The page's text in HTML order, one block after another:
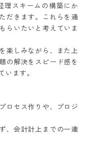
理スキームの構築にか
だきます。これらを通
らいたいと考えていま
楽しみながら、また上
の解決をスピード感を
います。
ロセス作りや、プロジ
、会計計上までの一連